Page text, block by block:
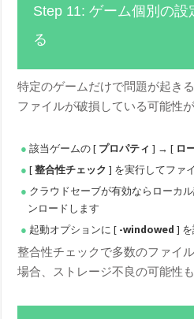
Step 11: ゲーム個別の
る
特定のゲームだけで問題が起き
ファイルが破損している可能性が
該当ゲームの [ プロパティ ] → [ ロ
[整合性チェック ] を実行してファ
クラウドセーブが有効ならローカ
ンロードします
起動オプションに [ -windowed ]
整合性チェックで多数のファイ
場合、ストレージ不良の可能性も